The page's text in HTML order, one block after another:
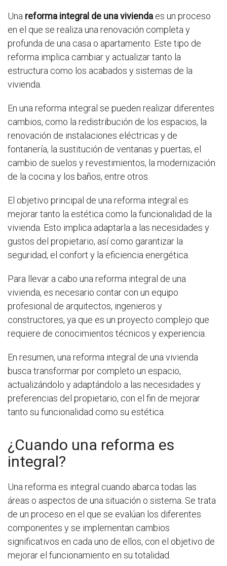
Una reforma integral de una vivienda es un proceso
en el que se realiza una renovación completa y
profunda de una casa o apartamento. Este tipo de
reforma implica cambiar y actualizar tanto la
estructura como los acabados y sistemas de la
vivienda.
En una reforma integral se pueden realizar diferentes
cambios, como la redistribución de los espacios, la
renovación de instalaciones eléctricas y de
fontanería, la sustitución de ventanas y puertas, el
cambio de suelos y revestimientos, la modernización
de la cocina y los baños, entre otros.
El objetivo principal de una reforma integral es
mejorar tanto la estética como la funcionalidad de la
vivienda. Esto implica adaptarla a las necesidades y
gustos del propietario, así como garantizar la
seguridad, el confort y la eficiencia energética.
Para llevar a cabo una reforma integral de una
vivienda, es necesario contar con un equipo
profesional de arquitectos, ingenieros y
constructores, ya que es un proyecto complejo que
requiere de conocimientos técnicos y experiencia.
En resumen, una reforma integral de una vivienda
busca transformar por completo un espacio,
actualizándolo y adaptándolo a las necesidades y
preferencias del propietario, con el fin de mejorar
tanto su funcionalidad como su estética.
¿Cuando una reforma es
integral?
Una reforma es integral cuando abarca todas las
áreas o aspectos de una situación o sistema. Se trata
de un proceso en el que se evalúan los diferentes
componentes y se implementan cambios
significativos en cada uno de ellos, con el objetivo de
mejorar el funcionamiento en su totalidad.